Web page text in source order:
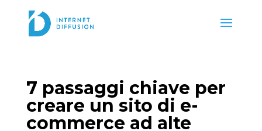
7 passaggi chiave per
creare un sito di e-
commerce ad alte